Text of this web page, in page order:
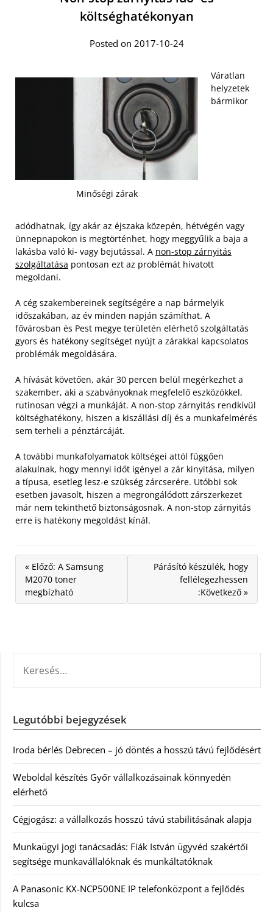
költséghatékonyan
Posted on 2017-10-24
Minőségi zárak
Váratlan
helyzetek
bármikor
adódhatnak, így akár az éjszaka közepén, hétvégén vagy
ünnepnapokon is megtörténhet, hogy meggyűlik a baja a
lakásba való ki- vagy bejutással. A non-stop zárnyitás
szolgáltatása pontosan ezt az problémát hivatott
megoldani.
A cég szakembereinek segítségére a nap bármelyik
időszakában, az év minden napján számíthat. A
fővárosban és Pest megye területén elérhető szolgáltatás
gyors és hatékony segítséget nyújt a zárakkal kapcsolatos
problémák megoldására.
A hívását követően, akár 30 percen belül megérkezhet a
szakember, aki a szabványoknak megfelelő eszközökkel,
rutinosan végzi a munkáját. A non-stop zárnyitás rendkívül
költséghatékony, hiszen a kiszállási díj és a munkafelmérés
sem terheli a pénztárcáját.
A további munkafolyamatok költségei attól függően
alakulnak, hogy mennyi időt igényel a zár kinyitása, milyen
a típusa, esetleg lesz-e szükség zárcserére. Utóbbi sok
esetben javasolt, hiszen a megrongálódott zárszerkezet
már nem tekinthető biztonságosnak. A non-stop zárnyitás
erre is hatékony megoldást kínál.
« Előző: A Samsung
M2070 toner
megbízható
Párásító készülék, hogy
fellélegezhessen
:Következő »
Legutóbbi bejegyzések
Iroda bérlés Debrecen – jó döntés a hosszú távú fejlődésért
Weboldal készítés Győr vállalkozásainak könnyedén
elérhető
Cégjogász: a vállalkozás hosszú távú stabilitásának alapja
Munkaügyi jogi tanácsadás: Fiák István ügyvéd szakértői
segítsége munkavállalóknak és munkáltatóknak
A Panasonic KX-NCP500NE IP telefonközpont a fejlődés
kulcsa